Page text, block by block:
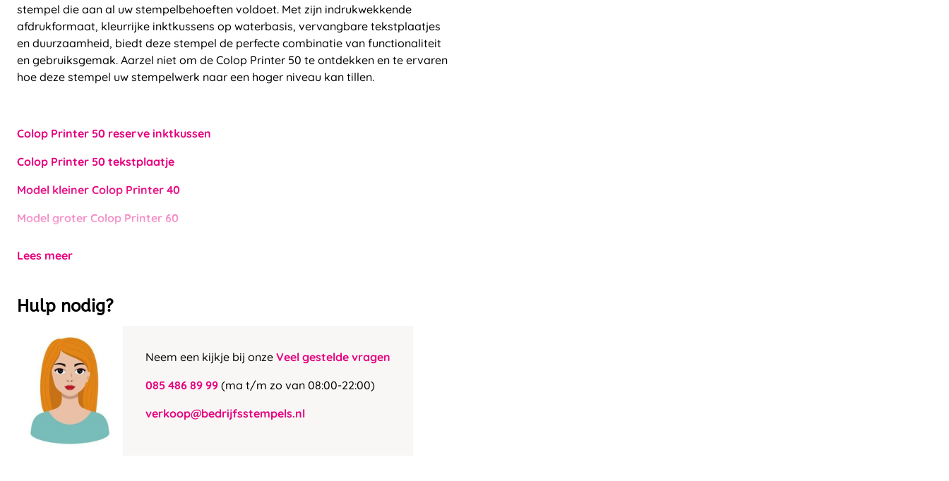
stempel die aan al uw stempelbehoeften voldoet. Met zijn indrukwekkende
afdrukformaat, kleurrijke inktkussens op waterbasis, vervangbare tekstplaatjes
en duurzaamheid, biedt deze stempel de perfecte combinatie van functionaliteit
en gebruiksgemak. Aarzel niet om de Colop Printer 50 te ontdekken en te ervaren
hoe deze stempel uw stempelwerk naar een hoger niveau kan tillen.
Colop Printer 50 reserve inktkussen
Colop Printer 50 tekstplaatje
Model kleiner Colop Printer 40
Model groter Colop Printer 60
Lees meer
Hulp nodig?
Neem een kijkje bij onze Veel gestelde vragen
085 486 89 99 (ma t/m zo van 08:00-22:00)
verkoop@bedrijfsstempels.nl